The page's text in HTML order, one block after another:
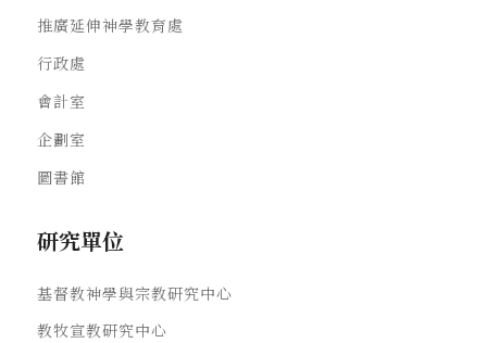
推廣延伸神學教育處
行政處
會計室
企劃室
圖書館
研究單位
基督教神學與宗教研究中心
教牧宣教研究中心